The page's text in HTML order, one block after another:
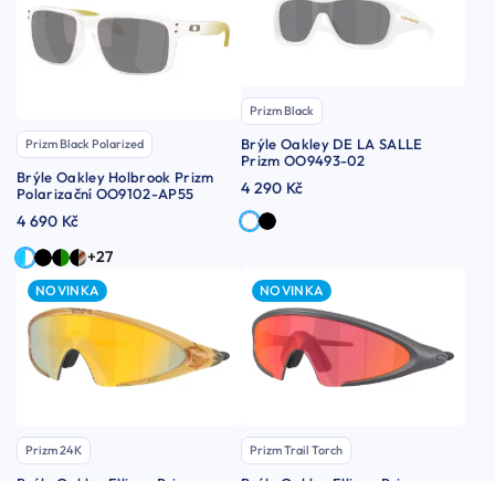
Prizm Black Polarized
Brýle Oakley Holbrook Prizm
Polarizační OO9102-AP55
4 690 Kč
+27
Prizm Black
Brýle Oakley DE LA SALLE
Prizm OO9493-02
4 290 Kč
NOVINKA
Prizm 24K
NOVINKA
Prizm Trail Torch